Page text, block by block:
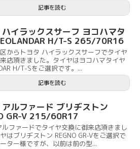
記事を読む
ハイラックスサーフ ヨコハマタ
H/T-S 265/70R16
からトヨタ ハイラックスサーフでタイヤ
店頂きました。タイヤはヨコハマタイヤ
H/T-Sをご選択です。...
記事を読む
アルファード ブリヂストン
GR-V 215/60R17
ルファードでタイヤ交換に御来店頂きまし
はブリヂストン REGNO GR-Vをご選択で
ター様ですが、以前は前の型...